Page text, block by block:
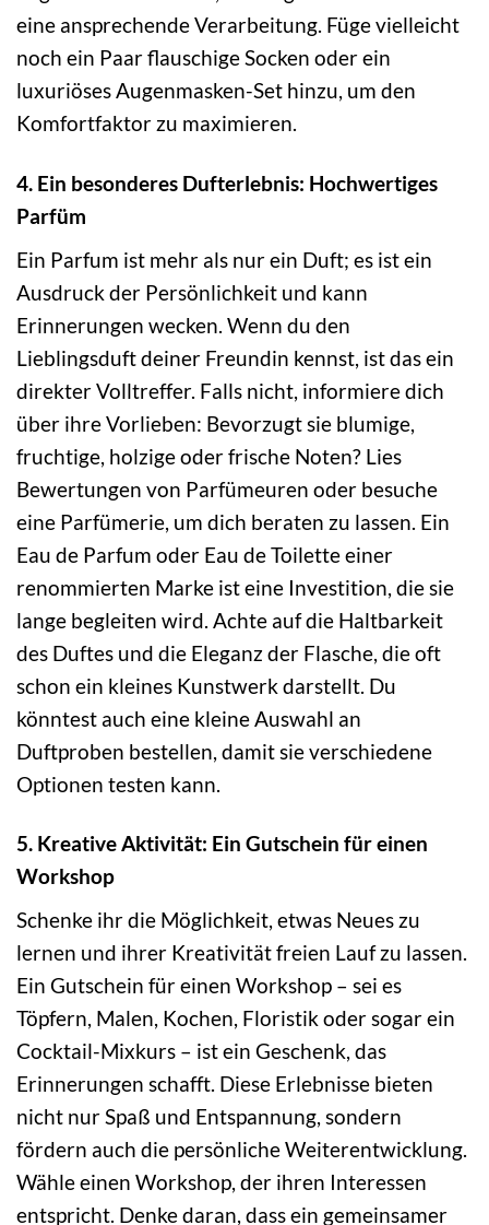
eine ansprechende Verarbeitung. Füge vielleicht
noch ein Paar flauschige Socken oder ein
luxuriöses Augenmasken-Set hinzu, um den
Komfortfaktor zu maximieren.
4. Ein besonderes Dufterlebnis: Hochwertiges
Parfüm
Ein Parfum ist mehr als nur ein Duft; es ist ein
Ausdruck der Persönlichkeit und kann
Erinnerungen wecken. Wenn du den
Lieblingsduft deiner Freundin kennst, ist das ein
direkter Volltreffer. Falls nicht, informiere dich
über ihre Vorlieben: Bevorzugt sie blumige,
fruchtige, holzige oder frische Noten? Lies
Bewertungen von Parfümeuren oder besuche
eine Parfümerie, um dich beraten zu lassen. Ein
Eau de Parfum oder Eau de Toilette einer
renommierten Marke ist eine Investition, die sie
lange begleiten wird. Achte auf die Haltbarkeit
des Duftes und die Eleganz der Flasche, die oft
schon ein kleines Kunstwerk darstellt. Du
könntest auch eine kleine Auswahl an
Duftproben bestellen, damit sie verschiedene
Optionen testen kann.
5. Kreative Aktivität: Ein Gutschein für einen
Workshop
Schenke ihr die Möglichkeit, etwas Neues zu
lernen und ihrer Kreativität freien Lauf zu lassen.
Ein Gutschein für einen Workshop – sei es
Töpfern, Malen, Kochen, Floristik oder sogar ein
Cocktail-Mixkurs – ist ein Geschenk, das
Erinnerungen schafft. Diese Erlebnisse bieten
nicht nur Spaß und Entspannung, sondern
fördern auch die persönliche Weiterentwicklung.
Wähle einen Workshop, der ihren Interessen
entspricht. Denke daran, dass ein gemeinsamer